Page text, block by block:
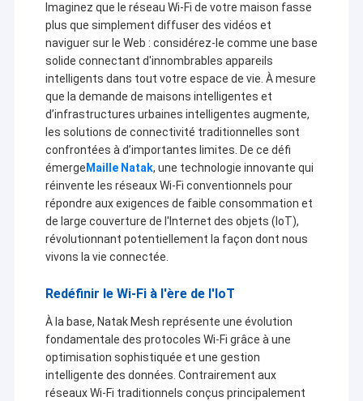
Imaginez que le réseau Wi-Fi de votre maison fasse
plus que simplement diffuser des vidéos et
naviguer sur le Web : considérez-le comme une base
solide connectant d'innombrables appareils
intelligents dans tout votre espace de vie. À mesure
que la demande de maisons intelligentes et
d’infrastructures urbaines intelligentes augmente,
les solutions de connectivité traditionnelles sont
confrontées à d’importantes limites. De ce défi
émerge Maille Natak, une technologie innovante qui
réinvente les réseaux Wi-Fi conventionnels pour
répondre aux exigences de faible consommation et
de large couverture de l'Internet des objets (IoT),
révolutionnant potentiellement la façon dont nous
vivons la vie connectée.
Redéfinir le Wi-Fi à l'ère de l'IoT
À la base, Natak Mesh représente une évolution
fondamentale des protocoles Wi-Fi grâce à une
optimisation sophistiquée et une gestion
intelligente des données. Contrairement aux
réseaux Wi-Fi traditionnels conçus principalement